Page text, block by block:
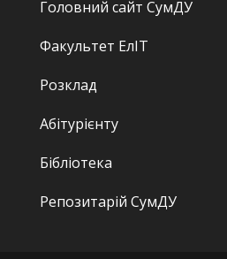
Головний сайт СумДУ
Факультет ЕлІТ
Розклад
Абітурієнту
Бібліотека
Репозитарій СумДУ